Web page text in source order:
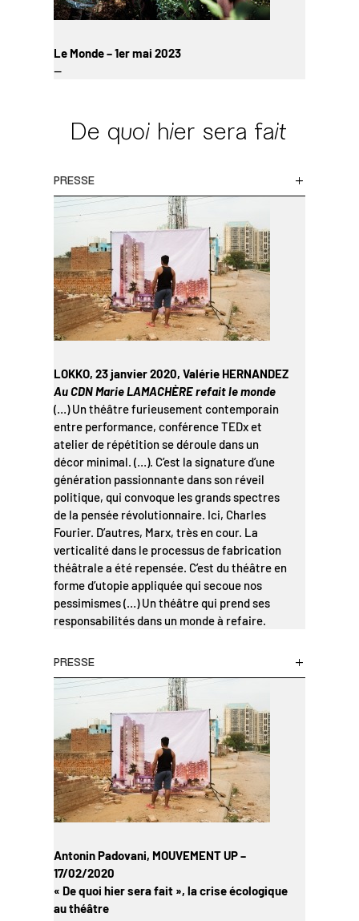
Le Monde – 1er mai 2023
—
De quoi hier sera fait
PRESSE
LOKKO, 23 janvier 2020, Valérie HERNANDEZ
Au CDN Marie LAMACHÈRE refait le monde
(…) Un théâtre furieusement contemporain
entre performance, conférence TEDx et
atelier de répétition se déroule dans un
décor minimal. (…). C’est la signature d’une
génération passionnante dans son réveil
politique, qui convoque les grands spectres
de la pensée révolutionnaire. Ici, Charles
Fourier. D’autres, Marx, très en cour. La
verticalité dans le processus de fabrication
théâtrale a été repensée. C’est du théâtre en
forme d’utopie appliquée qui secoue nos
pessimismes (…) Un théâtre qui prend ses
responsabilités dans un monde à refaire.
PRESSE
Antonin Padovani, MOUVEMENT UP –
17/02/2020
« De quoi hier sera fait », la crise écologique
au théâtre